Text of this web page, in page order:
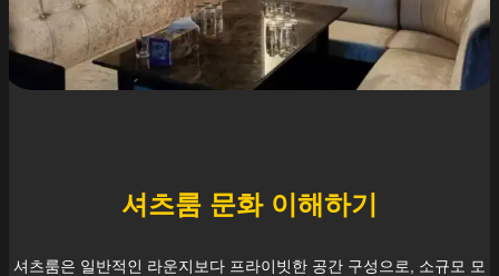
셔츠룸 문화 이해하기
셔츠룸은 일반적인 라운지보다 프라이빗한 공간 구성으로, 소규모 모